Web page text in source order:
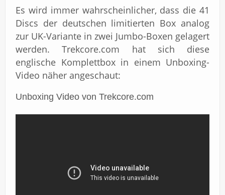
Es wird immer wahrscheinlicher, dass die 41
Discs der deutschen limitierten Box analog
zur UK-Variante in zwei Jumbo-Boxen gelagert
werden. Trekcore.com hat sich diese
englische Komplettbox in einem Unboxing-
Video näher angeschaut:
Unboxing Video von Trekcore.com